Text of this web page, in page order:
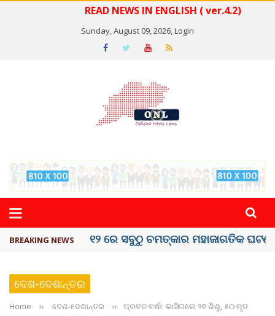
READ NEWS IN ENGLISH ( ver.4.2)
Sunday, August 09, 2026,Login
BREAKING NEWS କେରଳରେ ‘ରାଟ୍ ଫିଭର୍’ ଆତଙ୍କ, ୫୮ ମୃତ
ଦେଶ-ଦେଶାନ୍ତର
Home ›› ଦେଶ-ଦେଶାନ୍ତର ›› ପ୍ରବଳ ବର୍ଷା: ଭାସିଗଲେ ୨୭ ଶିଶୁ, ୫୦ ମୃତ